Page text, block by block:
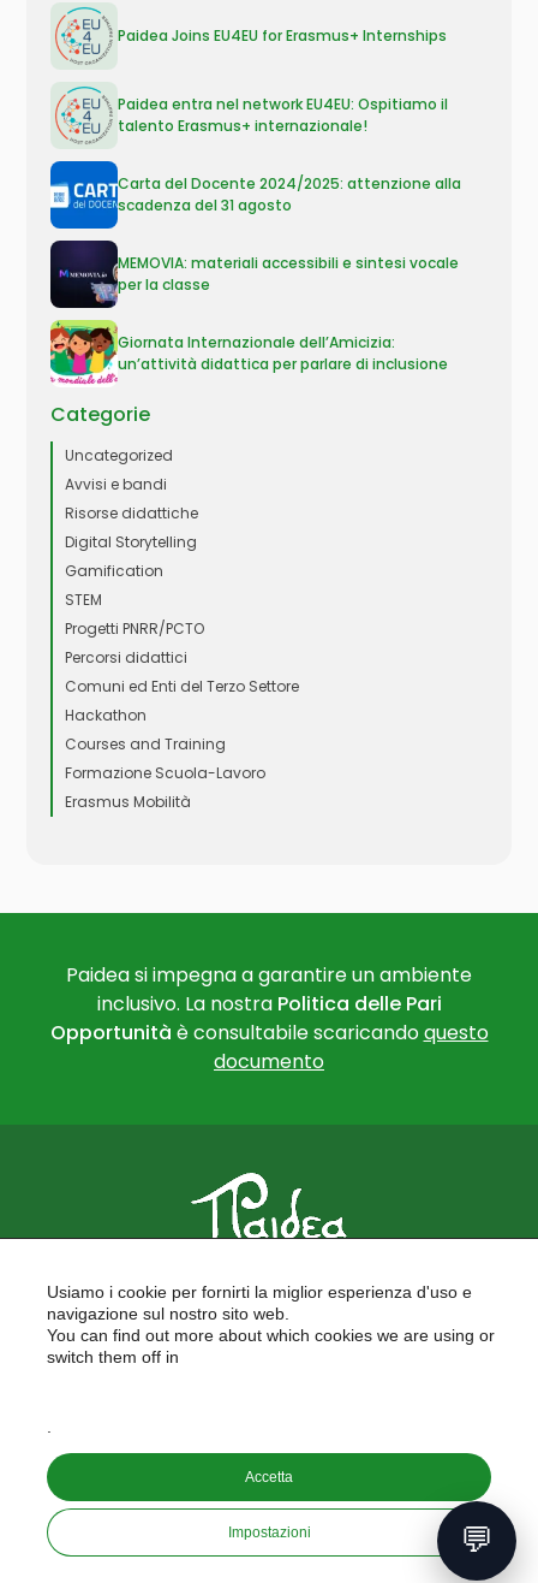
Paidea Joins EU4EU for Erasmus+ Internships
Paidea entra nel network EU4EU: Ospitiamo il
talento Erasmus+ internazionale!
Carta del Docente 2024/2025: attenzione alla
scadenza del 31 agosto
MEMOVIA: materiali accessibili e sintesi vocale
per la classe
Giornata Internazionale dell’Amicizia:
un’attività didattica per parlare di inclusione
Categorie
Uncategorized
Avvisi e bandi
Risorse didattiche
Digital Storytelling
Gamification
STEM
Progetti PNRR/PCTO
Percorsi didattici
Comuni ed Enti del Terzo Settore
Hackathon
Courses and Training
Formazione Scuola-Lavoro
Erasmus Mobilità
Paidea si impegna a garantire un ambiente
inclusivo. La nostra Politica delle Pari
Opportunità è consultabile scaricandoquesto
documento
FORMAZIONE PER LE SCUOLE
FORMAZIONE PROFESSIONALE
PROGETTI EUROPEI
Copyright © 2026
Riproduzione Vietata
Informativa sulla privacy
💬
Usiamo i cookie per fornirti la miglior esperienza d'uso e
navigazione sul nostro sito web.
You can find out more about which cookies we are using or
switch them off in
Accetta
Impostazioni